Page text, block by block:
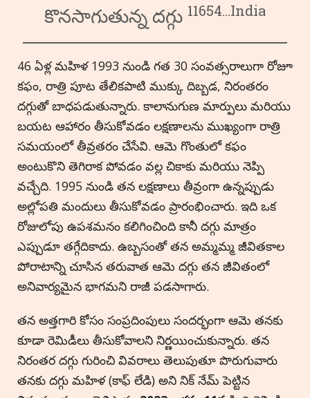
కొనసాగుతున్న దగ్గు 11654...India
46 ఏళ్ల మహిళ 1993 నుండి గత 30 సంవత్సరాలుగా రోజూ
కఫం, రాత్రి పూట తేలికపాటి ముక్కు దిబ్బడ, నిరంతరం
దగ్గుతో బాధపడుతున్నారు. కాలానుగుణ మార్పులు మరియు
బయట ఆహారం తీసుకోవడం లక్షణాలను ముఖ్యంగా రాత్రి
సమయంలో తీవ్రతరం చేసేవి. ఆమె గొంతులో కఫం
అంటుకొని తెగిరాక పోవడం వల్ల చికాకు మరియు నెప్పి
వచ్చేది. 1995 నుండి తన లక్షణాలు తీవ్రంగా ఉన్నప్పుడు
అల్లోపతి మందులు తీసుకోవడం ప్రారంభించారు. ఇది ఒక
రోజులోపు ఉపశమనం కలిగించింది కానీ దగ్గు మాత్రం
ఎప్పుడూ తగ్గేదికాదు. ఉబ్బసంతో తన అమ్మమ్మ జీవితకాల
పోరాటాన్ని చూసిన తరువాత ఆమె దగ్గు తన జీవితంలో
అనివార్యమైన భాగమని రాజీ పడసాగారు.
తన అత్తగారి కోసం సంప్రదింపులు సందర్భంగా ఆమె తనకు
కూడా రెమిడీలు తీసుకోవాలని నిర్ణయించుకున్నారు. తన
నిరంతర దగ్గు గురించి వివరాలు తెలుపుతూ పొరుగువారు
తనకు దగ్గు మహిళ (కాఫ్ లేడి) అని నిక్ నేమ్ పెట్టిన